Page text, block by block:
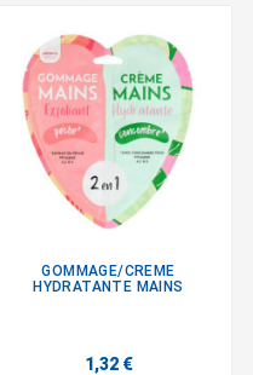
GOMMAGE/CREME
HYDRATANTE MAINS
1,32 €